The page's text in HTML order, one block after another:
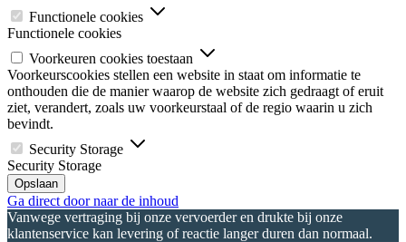
Functionele cookies
Functionele cookies
Voorkeuren cookies toestaan
Voorkeurscookies stellen een website in staat om informatie te
onthouden die de manier waarop de website zich gedraagt of eruit
ziet, verandert, zoals uw voorkeurstaal of de regio waarin u zich
bevindt.
Security Storage
Security Storage
Opslaan
Ga direct door naar de inhoud
Vanwege vertraging bij onze vervoerder en drukte bij onze
klantenservice kan levering of reactie langer duren dan normaal.